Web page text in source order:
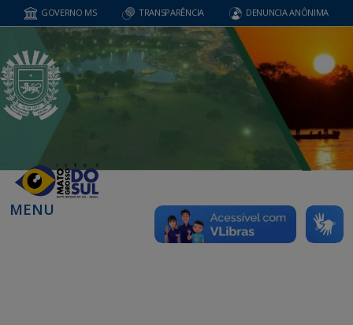
GOVERNO MS TRANSPARÊNCIA DENUNCIA ANÔNIMA
MENU